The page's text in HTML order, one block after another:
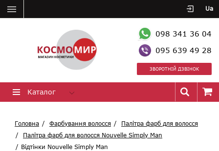
Ua
098 341 36 04
095 639 49 28
ЗВОРОТНІЙ ДЗВІНОК
Каталог
Головна Фарбування волосся
Палітра фарб для волосся
Палітра фарб для волосся Nouvelle Simply Man
Відтінки Nouvelle Simply Man